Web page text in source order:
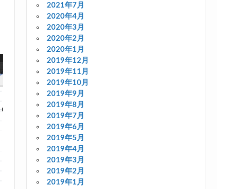
2021年7月
2020年4月
2020年3月
2020年2月
2020年1月
2019年12月
2019年11月
2019年10月
2019年9月
2019年8月
2019年7月
2019年6月
2019年5月
2019年4月
2019年3月
2019年2月
2019年1月